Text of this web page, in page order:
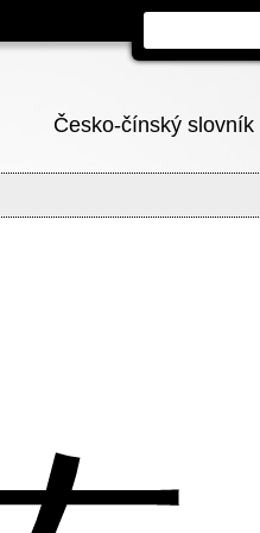
Česko-čínský slovník